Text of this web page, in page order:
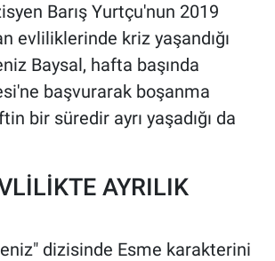
Barış Yurtçu'nun 2019
evliliklerinde kriz yaşandığı
Baysal, hafta başında
başvurarak boşanma
bir süredir ayrı yaşadığı da
AYRILIK
dizisinde Esme karakterini